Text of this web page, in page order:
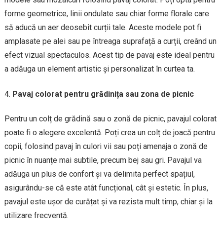
forme geometrice, linii ondulate sau chiar forme florale care
să aducă un aer deosebit curții tale. Aceste modele pot fi
amplasate pe alei sau pe întreaga suprafață a curții, creând un
efect vizual spectaculos. Acest tip de pavaj este ideal pentru
a adăuga un element artistic și personalizat în curtea ta.
Pavaj colorat pentru grădinița sau zona de picnic
Pentru un colț de grădină sau o zonă de picnic, pavajul colorat
poate fi o alegere excelentă. Poți crea un colț de joacă pentru
copii, folosind pavaj în culori vii sau poți amenaja o zonă de
picnic în nuanțe mai subtile, precum bej sau gri. Pavajul va
adăuga un plus de confort și va delimita perfect spațiul,
asigurându-se că este atât funcțional, cât și estetic. În plus,
pavajul este ușor de curățat și va rezista mult timp, chiar și la
utilizare frecventă.